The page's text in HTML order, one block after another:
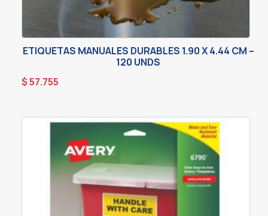
ETIQUETAS MANUALES DURABLES 1.90 X 4.44 CM –
120 UNDS
$57.755